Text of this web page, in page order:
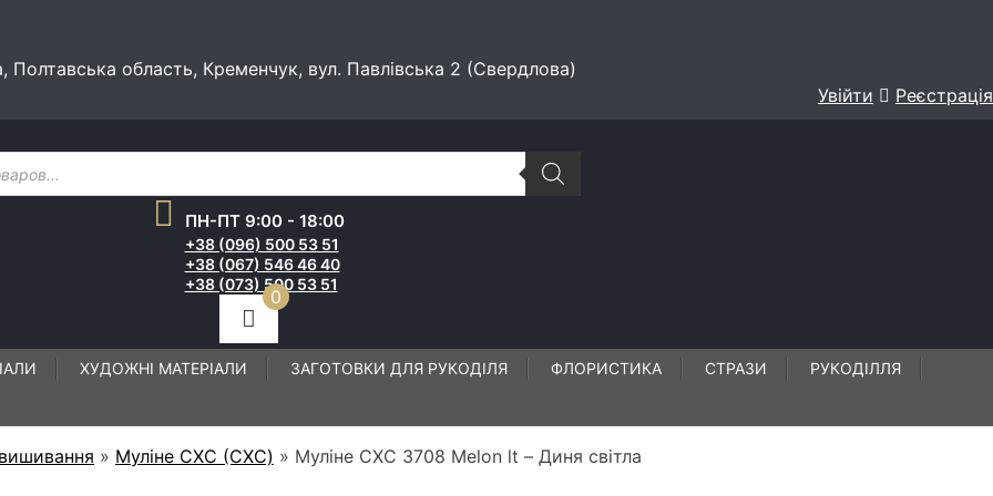
Полтавська область, Кременчук, вул. Павлівська 2 (Свердлова)
Увійти
Реєстрація
ПН-ПТ 9:00 - 18:00
+38 (096) 500 53 51
+38 (067) 546 46 40
+38 (073) 500 53 51
0
ХУДОЖНІ МАТЕРІАЛИ ЗАГОТОВКИ ДЛЯ РУКОДІЛЯ ФЛОРИСТИКА СТРАЗИ РУКОДІЛЛЯ
» Муліне СХС (CXC) » Муліне СХС 3708 Melon lt – Диня світла